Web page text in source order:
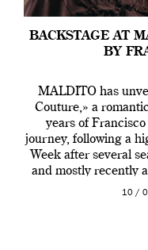
BACKSTAGE AT
BY
MALDITO has
Couture,» a
years of
journey, following a
Week after several
and mostly recently
Melissa. This fashion
10 /